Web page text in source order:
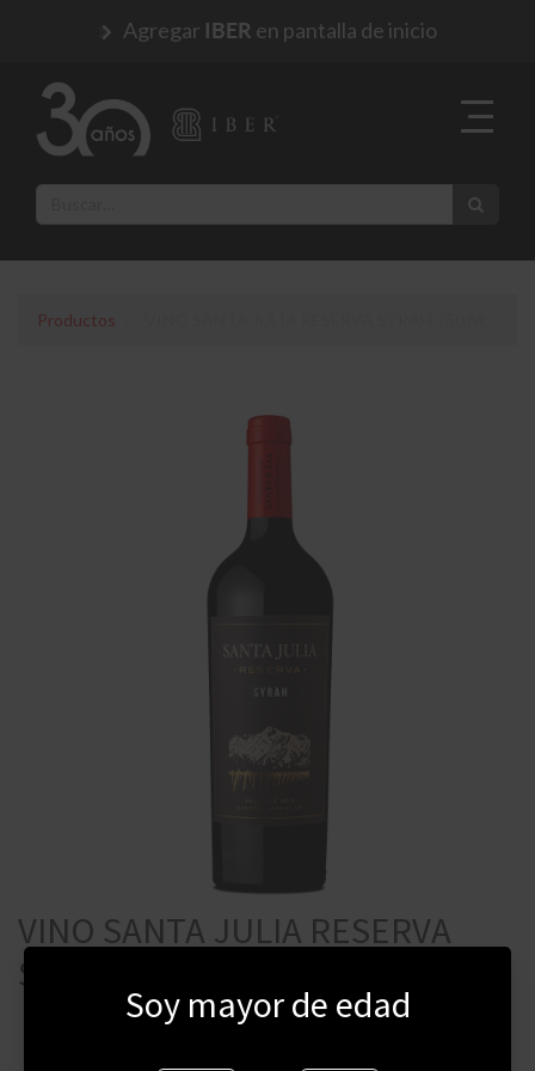
Agregar IBER en pantalla de inicio
Productos
VINO SANTA JULIA RESERVA
SYRAH 750 ML
Soy mayor de edad